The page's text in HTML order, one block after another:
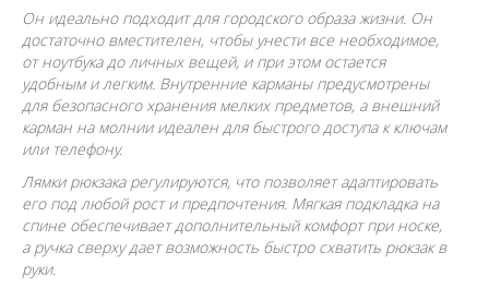
Он идеально подходит для городского образа жизни. Он
достаточно вместителен, чтобы унести все необходимое,
от ноутбука до личных вещей, и при этом остается
удобным и легким. Внутренние карманы предусмотрены
для безопасного хранения мелких предметов, а внешний
карман на молнии идеален для быстрого доступа к ключам
или телефону.
Лямки рюкзака регулируются, что позволяет адаптировать
его под любой рост и предпочтения. Мягкая подкладка на
спине обеспечивает дополнительный комфорт при носке,
а ручка сверху дает возможность быстро схватить рюкзак в
руки.